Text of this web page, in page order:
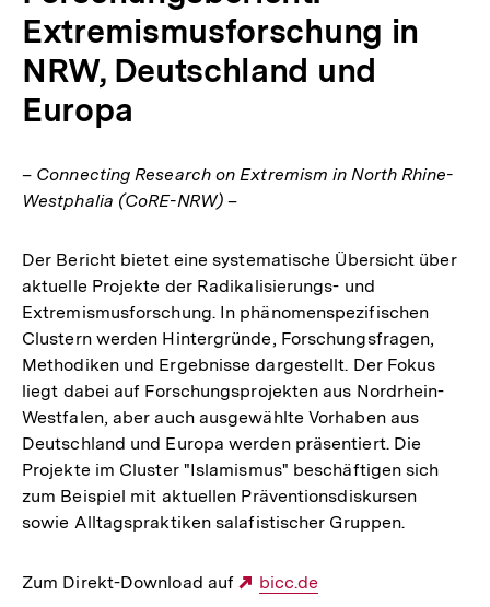
Extremismusforschung in
NRW, Deutschland und
Europa
– Connecting Research on Extremism in North Rhine-
Westphalia (CoRE-NRW) –
Der Bericht bietet eine systematische Übersicht über
aktuelle Projekte der Radikalisierungs- und
Extremismusforschung. In phänomenspezifischen
Clustern werden Hintergründe, Forschungsfragen,
Methodiken und Ergebnisse dargestellt. Der Fokus
liegt dabei auf Forschungsprojekten aus Nordrhein-
Westfalen, aber auch ausgewählte Vorhaben aus
Deutschland und Europa werden präsentiert. Die
Projekte im Cluster "Islamismus" beschäftigen sich
zum Beispiel mit aktuellen Präventionsdiskursen
sowie Alltagspraktiken salafistischer Gruppen.
Zum Direkt-Download auf
Externer
bicc.de